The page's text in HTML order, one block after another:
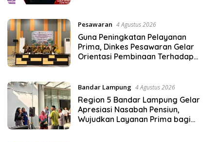
Pesawaran 4 Agustus 2026
Guna Peningkatan Pelayanan
Prima, Dinkes Pesawaran Gelar
Orientasi Pembinaan Terhadap
Bandar Lampung 4 Agustus 2026
Region 5 Bandar Lampung Gelar
Apresiasi Nasabah Pensiun,
Wujudkan Layanan Prima bagi